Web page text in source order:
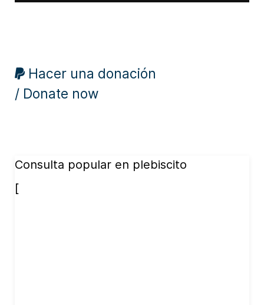
Hacer una donación
/ Donate now
Consulta popular en plebiscito
[